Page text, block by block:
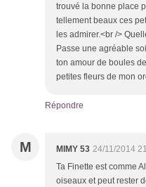
trouvé la bonne place
tellement beaux ces
les admirer.<br />
Passe une agréable
ton amour de boules
petites fleurs de mon
Répondre
M MIMY 53 24/11/2014
Ta Finette est comme
oiseaux et peut rester